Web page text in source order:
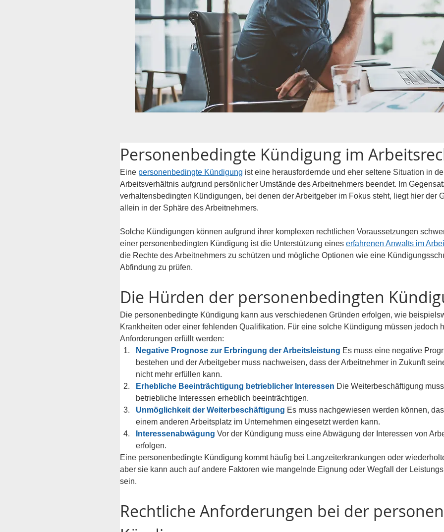
Personenbedingte Kündigung im
Eine personenbedingte Kündigung ist eine herausfordernde und eher seltene Situation in
Arbeitsverhältnis aufgrund persönlicher Umstände des Arbeitnehmers beendet. Im
verhaltensbedingten Kündigungen, bei denen der Arbeitgeber im Fokus steht, liegt hier der
allein in der Sphäre des Arbeitnehmers.
Solche Kündigungen können aufgrund ihrer komplexen rechtlichen Voraussetzungen
einer personenbedingten Kündigung ist die Unterstützung eines erfahrenen Anwalts im
die Rechte des Arbeitnehmers zu schützen und mögliche Optionen wie eine
Abfindung zu prüfen.
Die Hürden der personenbedingten
Die personenbedingte Kündigung kann aus verschiedenen Gründen erfolgen, wie
Krankheiten oder einer fehlenden Qualifikation. Für eine solche Kündigung müssen jedoch
Anforderungen erfüllt werden:
Negative Prognose zur Erbringung der Arbeitsleistung Es muss eine negative
bestehen und der Arbeitgeber muss nachweisen, dass der Arbeitnehmer in Zukunft
nicht mehr erfüllen kann.
Erhebliche Beeinträchtigung betrieblicher Interessen Die Weiterbeschäftigung
betriebliche Interessen erheblich beeinträchtigen.
Unmöglichkeit der Weiterbeschäftigung Es muss nachgewiesen werden können,
einem anderen Arbeitsplatz im Unternehmen eingesetzt werden kann.
Interessenabwägung Vor der Kündigung muss eine Abwägung der Interessen von
erfolgen.
Eine personenbedingte Kündigung kommt häufig bei Langzeiterkrankungen oder
aber sie kann auch auf andere Faktoren wie mangelnde Eignung oder Wegfall der
sein.
Rechtliche Anforderungen bei der